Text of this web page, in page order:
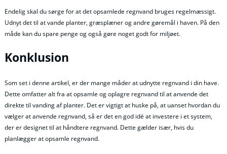
Endelig skal du sørge for at det opsamlede regnvand bruges regelmæssigt.
Udnyt det til at vande planter, græsplæner og andre gøremål i haven. På den
måde kan du spare penge og også gøre noget godt for miljøet.
Konklusion
Som set i denne artikel, er der mange måder at udnytte regnvand i din have.
Dette omfatter alt fra at opsamle og oplagre regnvand til at anvende det
direkte til vanding af planter. Det er vigtigt at huske på, at uanset hvordan du
vælger at anvende regnvand, så er det en god idé at investere i et system,
der er designet til at håndtere regnvand. Dette gælder især, hvis du
planlægger at opsamle regnvand.